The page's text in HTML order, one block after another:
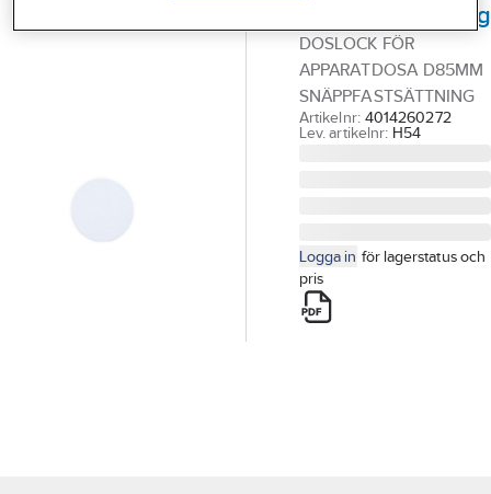
snäppfastsättning
DOSLOCK FÖR
APPARATDOSA D85MM
SNÄPPFASTSÄTTNING
Artikelnr: 4014260272
Lev. artikelnr: H54
Logga in för lagerstatus och
pris